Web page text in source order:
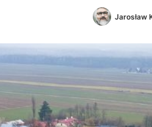
Jarosław